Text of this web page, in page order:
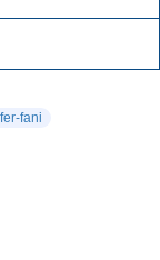
fani